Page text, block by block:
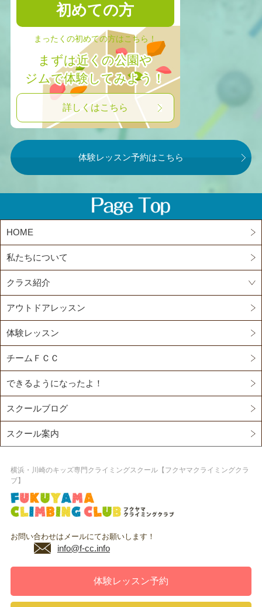
初めての方
まったくの初めての方はこちら！
まずは近くの公園や
ジムで体験してみよう！
詳しくはこちら
体験レッスン予約はこちら
HOME
私たちについて
クラス紹介
アウトドアレッスン
体験レッスン
チームＦＣＣ
できるようになったよ！
スクールブログ
スクール案内
横浜・川崎のキッズ専門クライミングスクール【フクヤマクライミングクラ
ブ】
お問い合わせはメールにてお願いします！
info@f-cc.info
体験レッスン予約